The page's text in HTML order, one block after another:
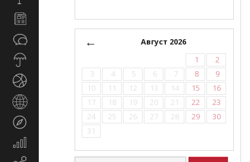
Новости
←
Август 2026
1
2
3
4 5 6 7 8
9
10
11 12 13 14 15
16
17
18 19 20 21 22
23
24
25 26 27 28 29
30
31